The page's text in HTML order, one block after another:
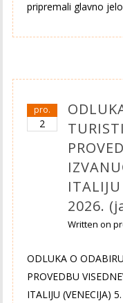
pripremali glavno
pro.
2
2026.
Written on
ODLUKA O
PROVEDBU
ITALIJU (VENECIJA)